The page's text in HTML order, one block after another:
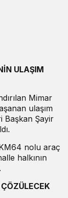
ULAŞIM
Mimar
ulaşım
Başkan Şayir
nolu araç
halkının